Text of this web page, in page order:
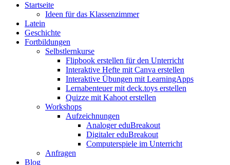
Startseite
Ideen für das Klassenzimmer
Latein
Geschichte
Fortbildungen
Selbstlernkurse
Flipbook erstellen für den Unterricht
Interaktive Hefte mit Canva erstellen
Interaktive Übungen mit LearningApps
Lernabenteuer mit deck.toys erstellen
Quizze mit Kahoot erstellen
Workshops
Aufzeichnungen
Analoger eduBreakout
Digitaler eduBreakout
Computerspiele im Unterricht
Anfragen
Blog